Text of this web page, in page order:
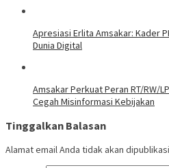
Apresiasi Erlita Amsakar: Kader
Dunia Digital
Amsakar Perkuat Peran RT/RW/
Cegah Misinformasi Kebijakan
Tinggalkan Balasan
Alamat email Anda tidak akan